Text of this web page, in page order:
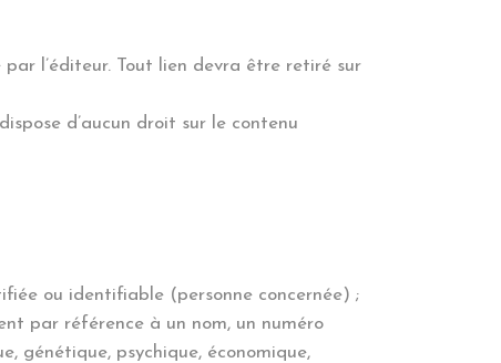
l’éditeur. Tout lien devra être retiré sur
d’aucun droit sur le contenu
ou identifiable (personne concernée) ;
par référence à un nom, un numéro
génétique, psychique, économique,